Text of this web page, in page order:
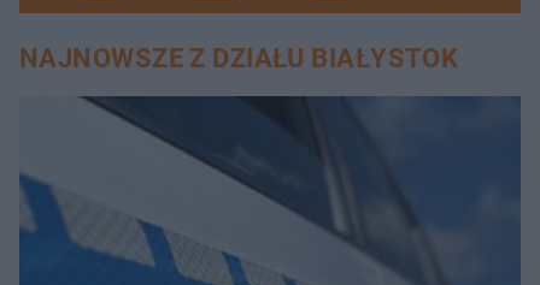
NAJNOWSZE Z DZIAŁU BIAŁYSTOK